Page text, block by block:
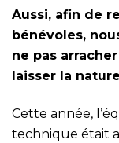
Aussi, afin de
bénévoles,
ne pas
laisser la
Cette année,
technique était